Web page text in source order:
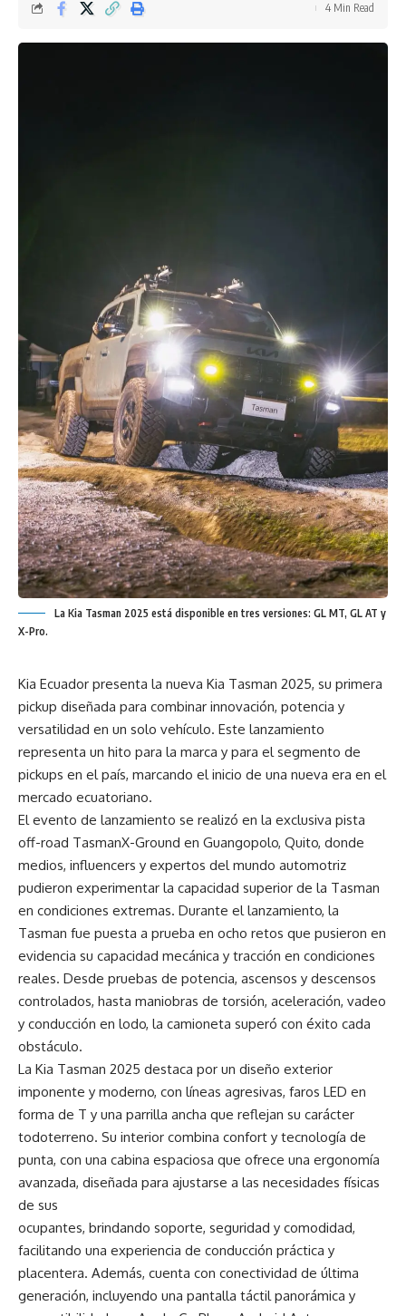
4 Min Read
La Kia Tasman 2025 está disponible en tres versiones: GL MT, GL AT y
X-Pro.
Kia Ecuador presenta la nueva Kia Tasman 2025, su primera
pickup diseñada para combinar innovación, potencia y
versatilidad en un solo vehículo. Este lanzamiento
representa un hito para la marca y para el segmento de
pickups en el país, marcando el inicio de una nueva era en el
mercado ecuatoriano.
El evento de lanzamiento se realizó en la exclusiva pista
off-road TasmanX-Ground en Guangopolo, Quito, donde
medios, influencers y expertos del mundo automotriz
pudieron experimentar la capacidad superior de la Tasman
en condiciones extremas. Durante el lanzamiento, la
Tasman fue puesta a prueba en ocho retos que pusieron en
evidencia su capacidad mecánica y tracción en condiciones
reales. Desde pruebas de potencia, ascensos y descensos
controlados, hasta maniobras de torsión, aceleración, vadeo
y conducción en lodo, la camioneta superó con éxito cada
obstáculo.
La Kia Tasman 2025 destaca por un diseño exterior
imponente y moderno, con líneas agresivas, faros LED en
forma de T y una parrilla ancha que reflejan su carácter
todoterreno. Su interior combina confort y tecnología de
punta, con una cabina espaciosa que ofrece una ergonomía
avanzada, diseñada para ajustarse a las necesidades físicas
de sus
ocupantes, brindando soporte, seguridad y comodidad,
facilitando una experiencia de conducción práctica y
placentera. Además, cuenta con conectividad de última
generación, incluyendo una pantalla táctil panorámica y